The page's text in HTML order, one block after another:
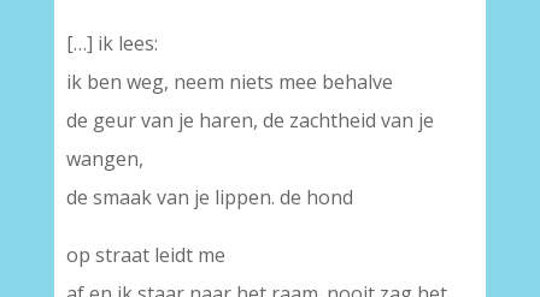
[…] ik lees:
ik ben weg, neem niets mee behalve
de geur van je haren, de zachtheid van je
wangen,
de smaak van je lippen. de hond
op straat leidt me